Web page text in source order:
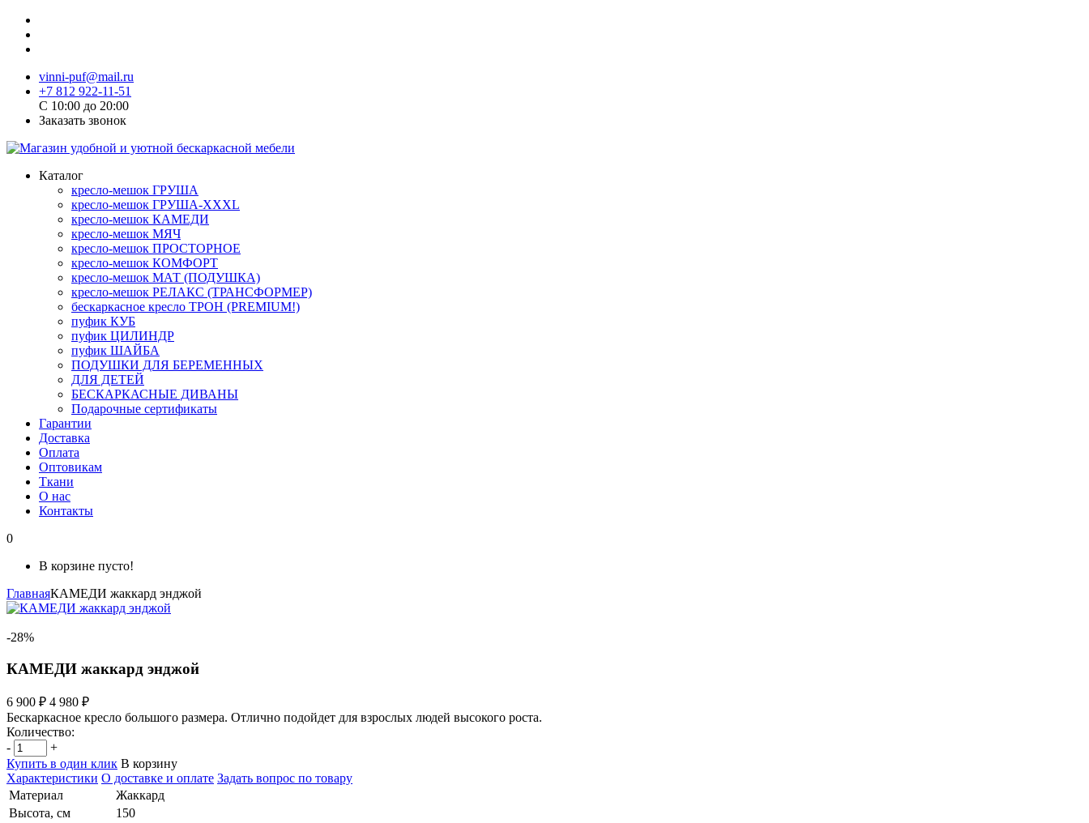
vinni-puf@mail.ru
+7 812 922-11-51
C 10:00 до 20:00
Заказать звонок
Каталог
кресло-мешок ГРУША
кресло-мешок ГРУША-XXXL
кресло-мешок КАМЕДИ
кресло-мешок МЯЧ
кресло-мешок ПРОСТОРНОЕ
кресло-мешок КОМФОРТ
кресло-мешок МАТ (ПОДУШКА)
кресло-мешок РЕЛАКС (ТРАНСФОРМЕР)
бескаркасное кресло ТРОН (PREMIUM!)
пуфик КУБ
пуфик ЦИЛИНДР
пуфик ШАЙБА
ПОДУШКИ ДЛЯ БЕРЕМЕННЫХ
ДЛЯ ДЕТЕЙ
БЕСКАРКАСНЫЕ ДИВАНЫ
Подарочные сертификаты
Гарантии
Доставка
Оплата
Оптовикам
Ткани
О нас
Контакты
0
В корзине пусто!
ГлавнаяКАМЕДИ жаккард энджой
-28%
КАМЕДИ жаккард энджой
6 900 ₽ 4 980 ₽
Бескаркасное кресло большого размера. Отлично подойдет для взрослых людей высокого роста.
Количество:
-
+
Купить в один клик В корзину
Характеристики О доставке и оплате Задать вопрос по товару
Материал
Жаккард
Высота, см
150